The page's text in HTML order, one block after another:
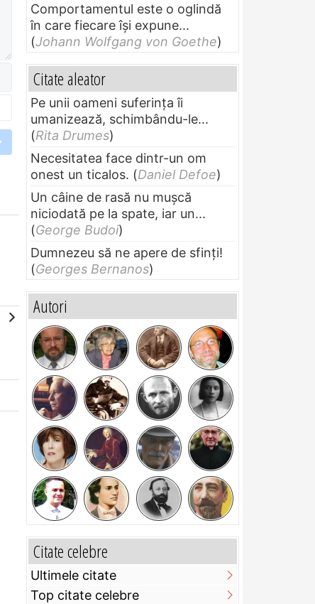
Comportamentul este o oglindă
în care fiecare își expune...
(Johann Wolfgang von Goethe)
Citate aleator
Pe unii oameni suferinţa îi
umanizează, schimbându-le...
(Rita Drumes)
Necesitatea face dintr-un om
onest un ticalos. (Daniel Defoe)
Un câine de rasă nu muşcă
niciodată pe la spate, iar un...
(George Budoi)
Dumnezeu să ne apere de sfinți!
(Georges Bernanos)
Autori
Citate celebre
Ultimele citate
Top citate celebre